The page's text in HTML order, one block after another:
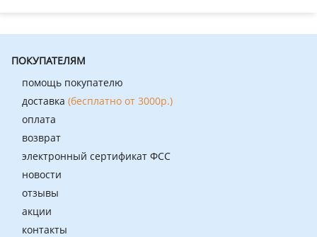
ПОКУПАТЕЛЯМ
помощь покупателю
доставка (бесплатно от 3000р.)
оплата
возврат
электронный сертификат ФСС
новости
отзывы
акции
контакты